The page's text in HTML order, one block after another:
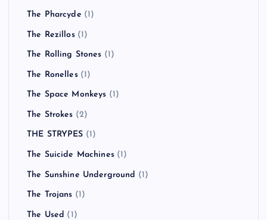
The Pharcyde (1)
The Rezillos(1)
The Rolling Stones (1)
The Ronelles(1)
The Space Monkeys (1)
The Strokes (2)
THE STRYPES (1)
The Suicide Machines(1)
The Sunshine Underground (1)
The Trojans (1)
The Used (1)